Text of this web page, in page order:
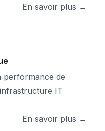
En savoir plus →
performance de
IT
En savoir plus →